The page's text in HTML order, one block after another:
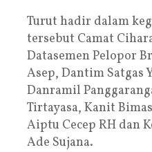
Turut hadir dalam
tersebut Camat
Datasemen Pelopor
Asep, Dantim Satgas
Danramil
Tirtayasa, Kanit
Aiptu Cecep RH dan
Ade Sujana.